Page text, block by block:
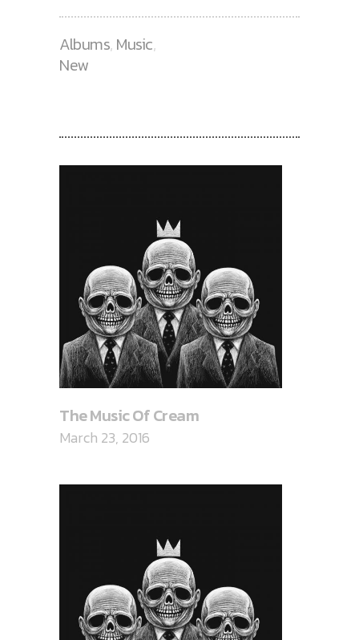
Albums, Music,
New
The Music Of Cream
March 23, 2016